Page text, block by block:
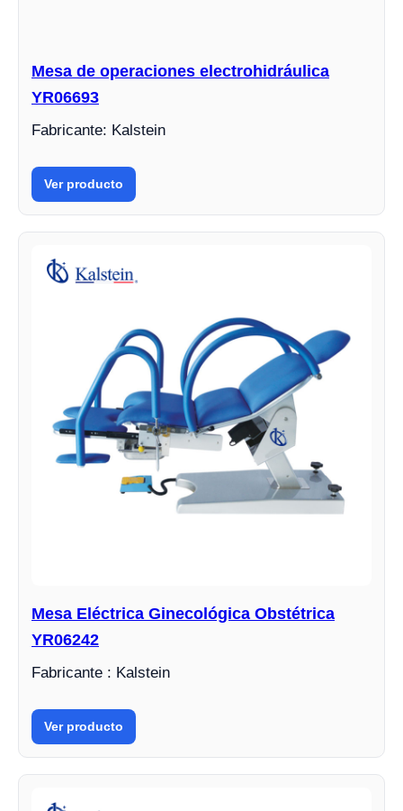
Mesa de operaciones electrohidráulica
YR06693
Fabricante: Kalstein
Ver producto
Mesa Eléctrica Ginecológica Obstétrica
YR06242
Fabricante : Kalstein
Ver producto